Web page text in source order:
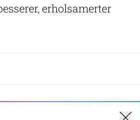
erholsamerter